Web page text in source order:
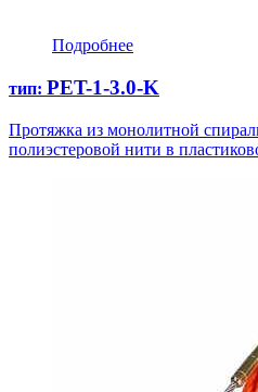
Подробнее
тип: PET-1-3.0-K
Протяжка из монолитной
полиэстеровой нити в